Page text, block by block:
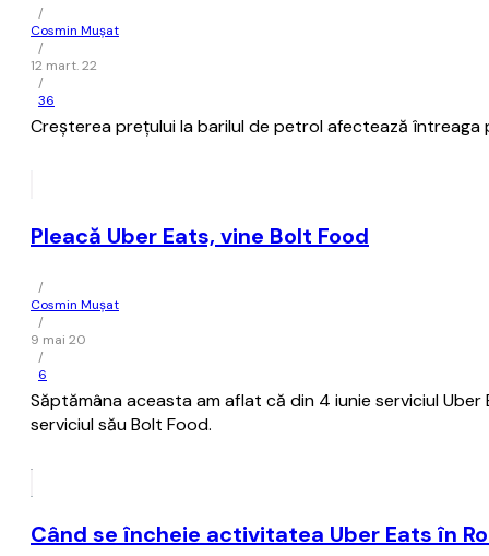
/
Cosmin Mușat
/
12 mart. 22
/
36
Creşterea preţului la barilul de petrol afectează
Pleacă Uber Eats, vine Bolt Food
/
Cosmin Mușat
/
9 mai 20
/
6
Săptămâna aceasta am aflat că din 4 iunie serviciul
serviciul său Bolt Food.
Când se încheie activitatea Uber Eats în